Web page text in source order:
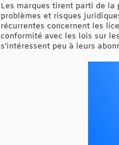
Les marques tirent parti de la
problèmes et risques
récurrentes concernent les
conformité avec les lois sur
s'intéressent peu à leurs